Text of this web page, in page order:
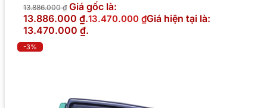
13.886.000₫ Giá gốc là:
13.886.000 ₫.13.470.000 ₫Giá hiện tại là:
13.470.000 ₫.
-3%